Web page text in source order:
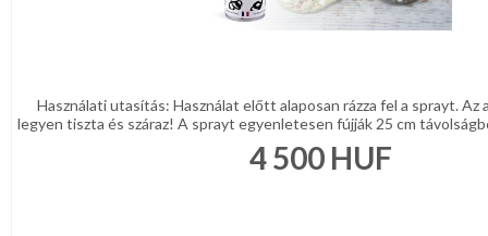
Használati utasítás: Használat előtt alaposan rázza fel a sprayt. Az
legyen tiszta és száraz! A sprayt egyenletesen fújják 25 cm
4 500 HUF